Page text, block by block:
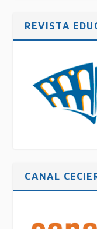
REVISTA
CANAL